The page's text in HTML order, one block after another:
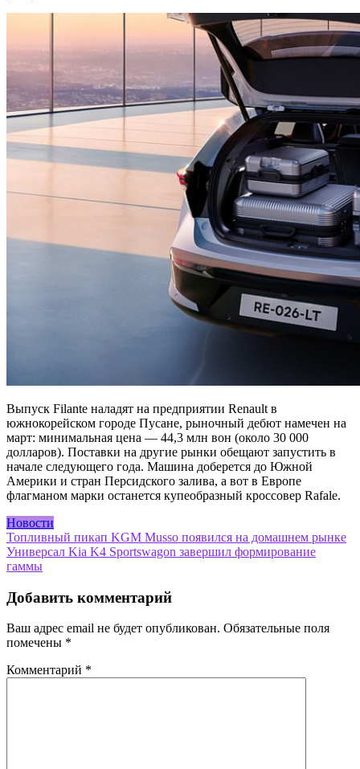
Выпуск Filante наладят на предприятии Renault в
южнокорейском городе Пусане, рыночный дебют намечен на
март: минимальная цена — 44,3 млн вон (около 30 000
долларов). Поставки на другие рынки обещают запустить в
начале следующего года. Машина доберется до Южной
Америки и стран Персидского залива, а вот в Европе
флагманом марки останется купеобразный кроссовер Rafale.
Новости
Навигация
по
Топливный пикап KGM Musso появился на домашнем рынке
Универсал Kia K4 Sportswagon завершил формирование
гаммы
Добавить комментарий
Ваш адрес email не будет опубликован. Обязательные поля
помечены *
Комментарий *